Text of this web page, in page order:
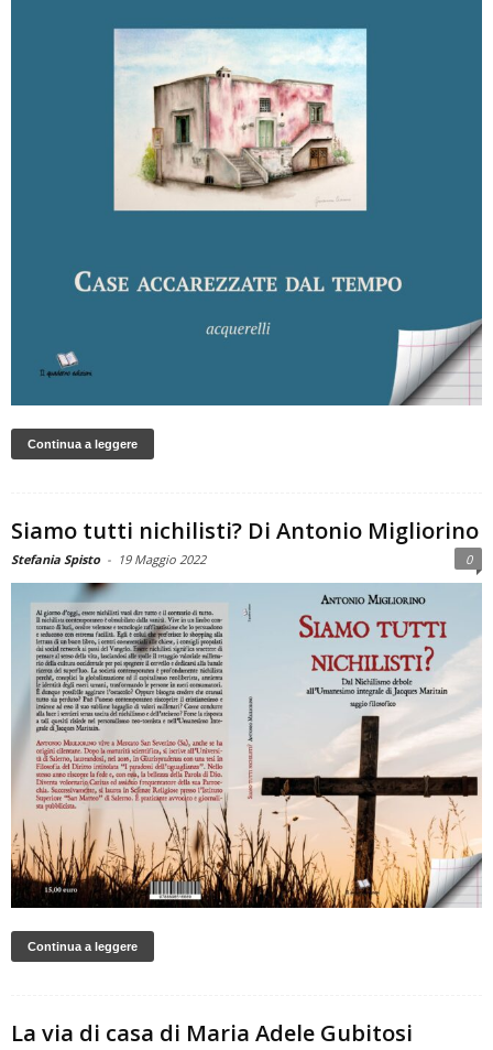
Continua a leggere
Siamo tutti nichilisti? Di Antonio Migliorino
Stefania Spisto - 19 Maggio 2022 0
Continua a leggere
La via di casa di Maria Adele Gubitosi